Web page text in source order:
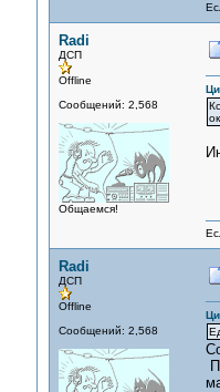
Radi
ДСП
Offline
Сообщений: 2,568
Общаемся!
Radi
ДСП
Offline
Сообщений: 2,568